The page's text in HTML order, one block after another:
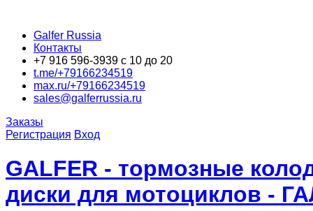
Galfer Russia
Контакты
+7 916 596-3939 с 10 до 20
t.me/+79166234519
max.ru/+79166234519
sales@galferrussia.ru
Заказы
Регистрация Вход
GALFER - тормозные
диски для мотоциклов -